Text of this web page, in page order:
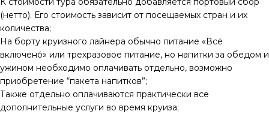
(нетто). Его стоимость зависит от посещаемых стран и их
количества;
На борту круизного лайнера обычно питание «Всё
включено́» или трехразовое питание, но напитки за обедом и
ужином необходимо оплачивать отдельно, возможно
приобретение “пакета напитков”;
Также отдельно оплачиваются практически все
дополнительные услуги во время круиза;